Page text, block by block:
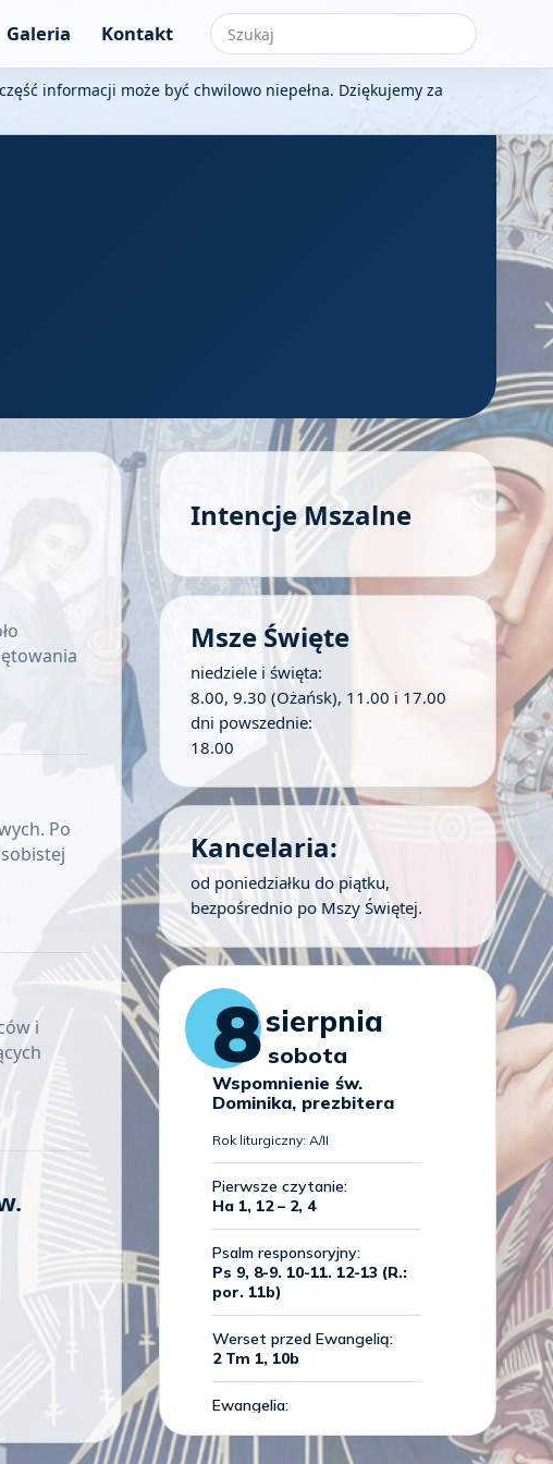
Galeria Kontakt
informacji może być chwilowo niepełna. Dziękujemy za
Po
i
Intencje Mszalne
Msze Święte
niedziele i święta:
8.00, 9.30 (Ożańsk), 11.00 i 17.00
dni powszednie:
18.00
Kancelaria:
od poniedziałku do piątku,
bezpośrednio po Mszy Świętej.